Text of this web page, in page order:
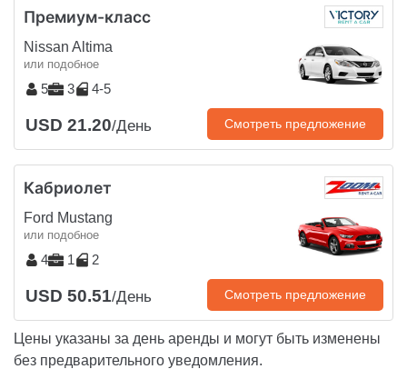
Премиум-класс
Nissan Altima
или подобное
5 3 4-5
USD 21.20/День Смотреть предложение
Кабриолет
Ford Mustang
или подобное
4 1 2
USD 50.51/День Смотреть предложение
Цены указаны за день аренды и могут быть изменены
без предварительного уведомления.